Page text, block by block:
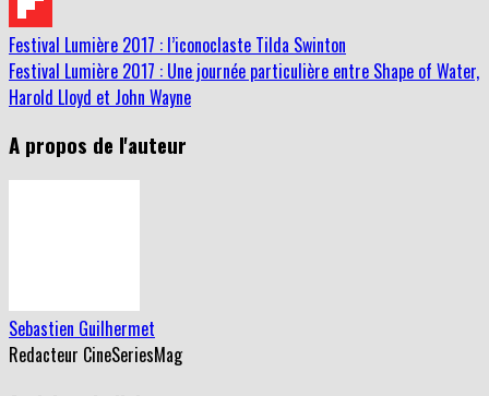
Festival Lumière 2017 : l’iconoclaste Tilda Swinton
Festival Lumière 2017 : Une journée particulière entre Shape of Water,
Harold Lloyd et John Wayne
A propos de l'auteur
Redacteur CineSeriesMag